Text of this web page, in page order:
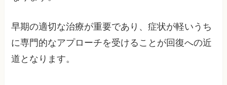
早期の適切な治療が重要であり、症状が軽いうち
に専門的なアプローチを受けることが回復への近
道となります。